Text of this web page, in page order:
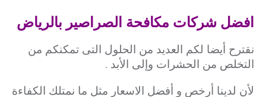
افضل شركات مكافحة الصراصير بالرياض
نقترح أيضا لكم العديد من الحلول التى تمكنكم من
التخلص من الحشرات وإلى الأبد .
لأن لدينا أرخص و أفضل الاسعار مثل ما نمتلك الكفاءة